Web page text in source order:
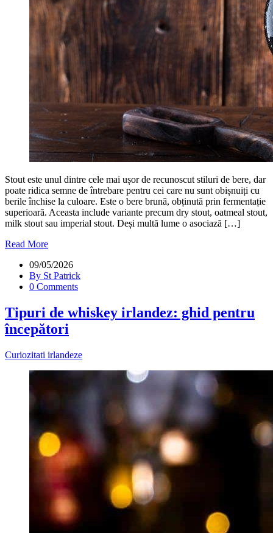
Stout este unul dintre cele mai ușor de recunoscut stiluri de bere, dar
poate ridica semne de întrebare pentru cei care nu sunt obișnuiți cu
berile închise la culoare. Este o bere brună, obținută prin fermentație
superioară. Aceasta include variante precum dry stout, oatmeal stout,
milk stout sau imperial stout. Deși multă lume o asociază […]
Read More
09/05/2026
By St Patrick
0 Comments
Tipuri de whiskey irlandez: ghid pentru
începători
Curiozitati irlandeze